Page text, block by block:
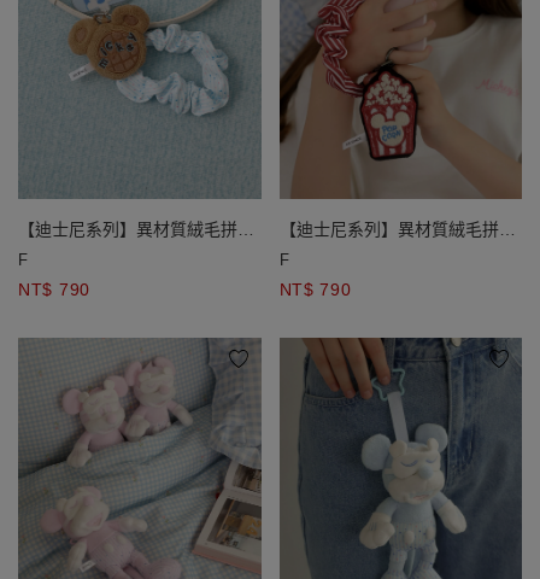
【迪士尼系列】異材質絨毛拼接
造型吊飾褶皺手機腕帶
F
NT$ 790
【迪士尼系列】異材質絨毛拼接
造型吊飾褶皺手機腕帶
F
NT$ 790